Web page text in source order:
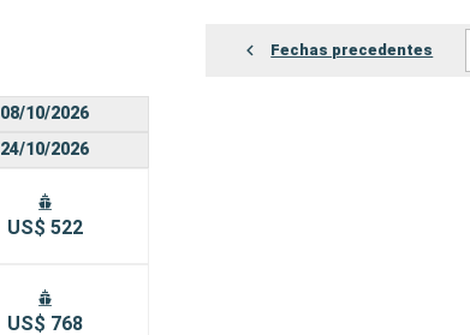
Fechas precedentes
08/10/2026
24/10/2026
US$ 522
US$ 768